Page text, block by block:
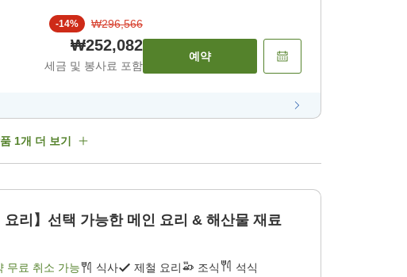
-14% ₩296,566
₩252,082
세금 및 봉사료 포함
예약
1개 더 보기
요리】선택 가능한 메인 요리 & 해산물 재료
무료 취소 가능 식사 제철 요리 조식
석식